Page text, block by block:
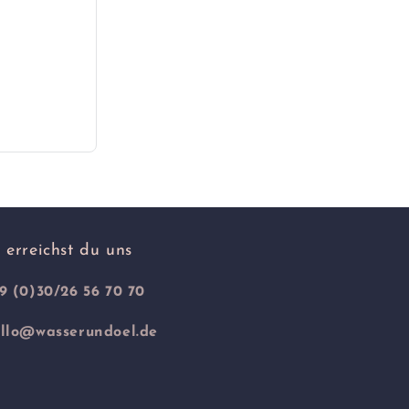
erreichst du uns
(0)30/26 56 70 70